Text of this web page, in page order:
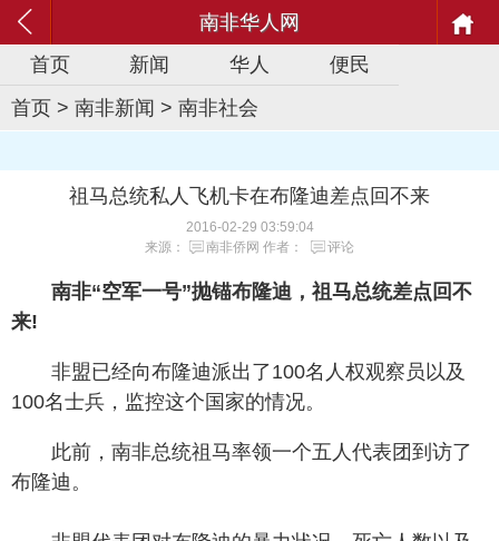
南非华人网
首页
新闻 华人
便民
首页 > 南非新闻 > 南非社会
祖马总统私人飞机卡在布隆迪差点回不来
2016-02-29 03:59:04
来源：
南非侨网 作者： 评论
南非“空军一号”抛锚布隆迪，祖马总统差点回不
来!
非盟已经向布隆迪派出了100名人权观察员以及
100名士兵，监控这个国家的情况。
此前，南非总统祖马率领一个五人代表团到访了
布隆迪。